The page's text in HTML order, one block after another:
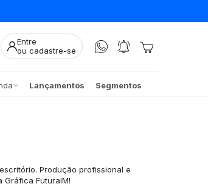
Entre
ou cadastre-se
Lançamentos Segmentos
Produção profissional e
Gráfica FuturaIM!